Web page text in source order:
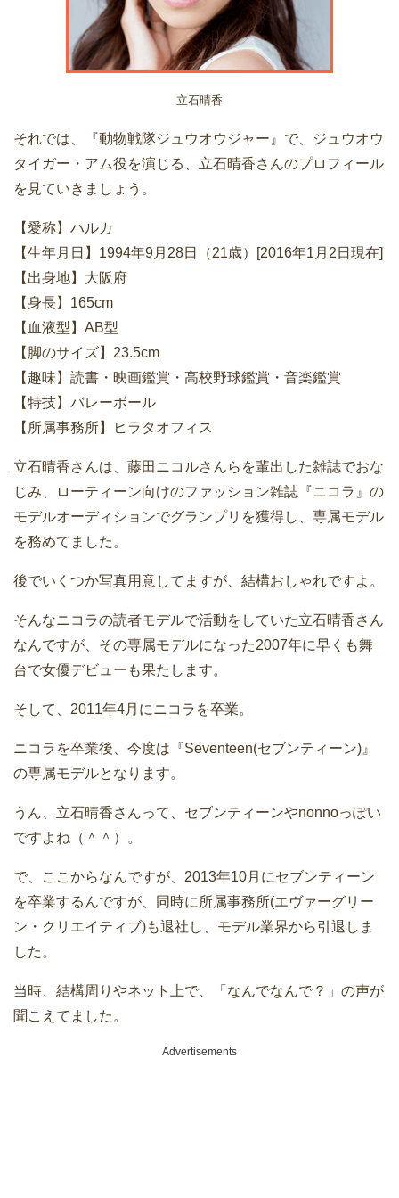
立石晴香
それでは、『動物戦隊ジュウオウジャー』で、ジュウオウ
タイガー・アム役を演じる、立石晴香さんのプロフィール
を見ていきましょう。
【愛称】ハルカ
【生年月日】1994年9月28日（21歳）[2016年1月2日現在]
【出身地】大阪府
【身長】165cm
【血液型】AB型
【脚のサイズ】23.5cm
【趣味】読書・映画鑑賞・高校野球鑑賞・音楽鑑賞
【特技】バレーボール
【所属事務所】ヒラタオフィス
立石晴香さんは、藤田ニコルさんらを輩出した雑誌でおな
じみ、ローティーン向けのファッション雑誌『ニコラ』の
モデルオーディションでグランプリを獲得し、専属モデル
を務めてました。
後でいくつか写真用意してますが、結構おしゃれですよ。
そんなニコラの読者モデルで活動をしていた立石晴香さん
なんですが、その専属モデルになった2007年に早くも舞
台で女優デビューも果たします。
そして、2011年4月にニコラを卒業。
ニコラを卒業後、今度は『Seventeen(セブンティーン)』
の専属モデルとなります。
うん、立石晴香さんって、セブンティーンやnonnoっぽい
ですよね（＾＾）。
で、ここからなんですが、2013年10月にセブンティーン
を卒業するんですが、同時に所属事務所(エヴァーグリー
ン・クリエイティブ)も退社し、モデル業界から引退しま
した。
当時、結構周りやネット上で、「なんでなんで？」の声が
聞こえてました。
Advertisements